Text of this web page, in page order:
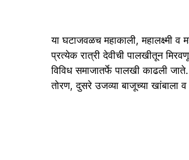
या घटाजवळच महाकाली, महालक्ष्मी व
प्रत्येक रात्री देवीची पालखीतून
विविध समाजातर्फे पालखी काढली
तोरण, दुसरे उजव्या बाजूच्या खांबाला व